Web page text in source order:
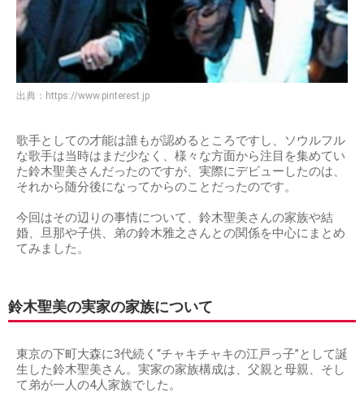
出典： https://www.pinterest.jp
歌手としての才能は誰もが認めるところですし、ソウルフル
な歌手は当時はまだ少なく、様々な方面から注目を集めてい
た鈴木聖美さんだったのですが、実際にデビューしたのは、
それから随分後になってからのことだったのです。
今回はその辺りの事情について、鈴木聖美さんの家族や結
婚、旦那や子供、弟の鈴木雅之さんとの関係を中心にまとめ
てみました。
鈴木聖美の実家の家族について
東京の下町大森に3代続く“チャキチャキの江戸っ子”として誕
生した鈴木聖美さん。実家の家族構成は、父親と母親、そし
て弟が一人の4人家族でした。